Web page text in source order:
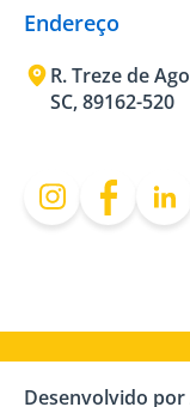
Endereço
R. Treze de
SC, 89162-520
Desenvolvido por